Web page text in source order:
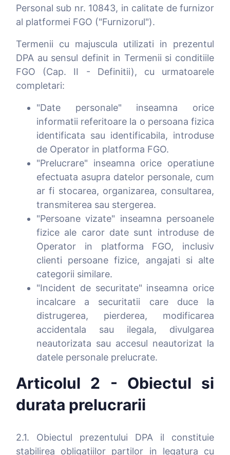
Personal sub nr. 10843, in calitate de furnizor
al platformei FGO ("Furnizorul").
Termenii cu majuscula utilizati in prezentul
DPA au sensul definit in Termenii si conditiile
FGO (Cap. II - Definitii), cu urmatoarele
completari:
"Date personale" inseamna orice
informatii referitoare la o persoana fizica
identificata sau identificabila, introduse
de Operator in platforma FGO.
"Prelucrare" inseamna orice operatiune
efectuata asupra datelor personale, cum
ar fi stocarea, organizarea, consultarea,
transmiterea sau stergerea.
"Persoane vizate" inseamna persoanele
fizice ale caror date sunt introduse de
Operator in platforma FGO, inclusiv
clienti persoane fizice, angajati si alte
categorii similare.
"Incident de securitate" inseamna orice
incalcare a securitatii care duce la
distrugerea, pierderea, modificarea
accidentala sau ilegala, divulgarea
neautorizata sau accesul neautorizat la
datele personale prelucrate.
Articolul 2 - Obiectul si
durata prelucrarii
2.1. Obiectul prezentului DPA il constituie
stabilirea obligatiilor partilor in legatura cu